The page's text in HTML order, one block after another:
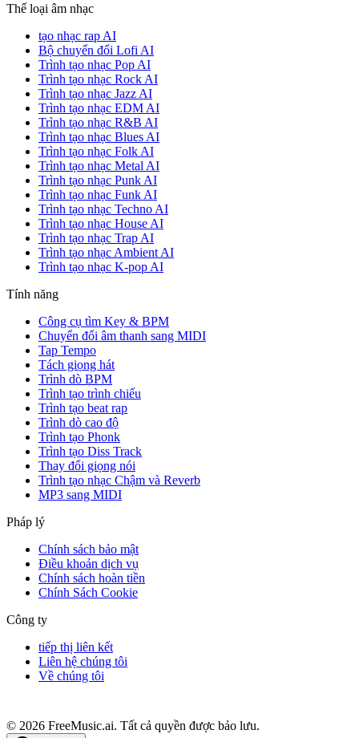
Thể loại âm nhạc
tạo nhạc rap AI
Bộ chuyển đổi Lofi AI
Trình tạo nhạc Pop AI
Trình tạo nhạc Rock AI
Trình tạo nhạc Jazz AI
Trình tạo nhạc EDM AI
Trình tạo nhạc R&B AI
Trình tạo nhạc Blues AI
Trình tạo nhạc Folk AI
Trình tạo nhạc Metal AI
Trình tạo nhạc Punk AI
Trình tạo nhạc Funk AI
Trình tạo nhạc Techno AI
Trình tạo nhạc House AI
Trình tạo nhạc Trap AI
Trình tạo nhạc Ambient AI
Trình tạo nhạc K-pop AI
Tính năng
Công cụ tìm Key & BPM
Chuyển đổi âm thanh sang MIDI
Tap Tempo
Tách giọng hát
Trình dò BPM
Trình tạo trình chiếu
Trình tạo beat rap
Trình dò cao độ
Trình tạo Phonk
Trình tạo Diss Track
Thay đổi giọng nói
Trình tạo nhạc Chậm và Reverb
MP3 sang MIDI
Pháp lý
Chính sách bảo mật
Điều khoản dịch vụ
Chính sách hoàn tiền
Chính Sách Cookie
Công ty
tiếp thị liên kết
Liên hệ chúng tôi
Về chúng tôi
© 2026 FreeMusic.ai. Tất cả quyền được bảo lưu.